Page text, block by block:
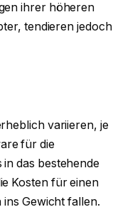
ihrer höheren
tendieren jedoch
variieren, je
für die
das bestehende
Kosten für einen
Gewicht fallen.